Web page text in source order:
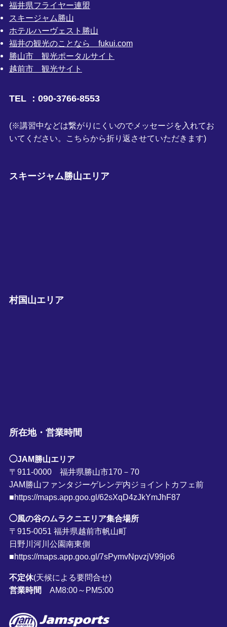
福井県フライヤー連盟
スキージャム勝山
ホテルハーヴェスト勝山
福井の観光のことなら fukui.com
勝山市 観光ポータルサイト
越前市 観光サイト
TEL ：090-3766-8553
(※講習中などは繋がりにくいのでメッセージを入れてお
いてください。こちらから折り返させていただきます)
スキージャム勝山エリア
村国山エリア
所在地・営業時間
◯JAM勝山エリア
〒911-0000 福井県勝山市170－70
JAM勝山ファンタジーゲレンデ内ジョイントカフェ前
■https://maps.app.goo.gl/62sXqD4zJkYmJhF87
◯風の谷のムラクニエリア集合場所
〒915-0051 福井県越前市帆山町
日野川河川公園南東側
■https://maps.app.goo.gl/7sPymvNpvzjV99jo6
不定休(天候による要問合せ)
営業時間
AM8:00～PM5:00